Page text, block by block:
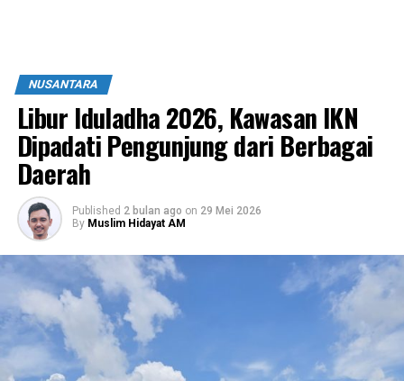
NUSANTARA
Libur Iduladha 2026, Kawasan IKN
Dipadati Pengunjung dari Berbagai
Daerah
Published 2 bulan ago on 29 Mei 2026
By Muslim Hidayat AM